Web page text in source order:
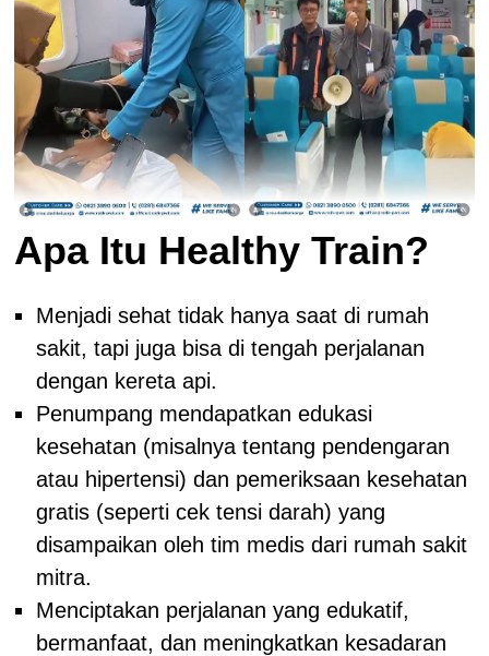
Apa Itu Healthy Train?
Menjadi sehat tidak hanya saat di rumah
sakit, tapi juga bisa di tengah perjalanan
dengan kereta api.
Penumpang mendapatkan edukasi
kesehatan (misalnya tentang pendengaran
atau hipertensi) dan pemeriksaan kesehatan
gratis (seperti cek tensi darah) yang
disampaikan oleh tim medis dari rumah sakit
mitra.
Menciptakan perjalanan yang edukatif,
bermanfaat, dan meningkatkan kesadaran